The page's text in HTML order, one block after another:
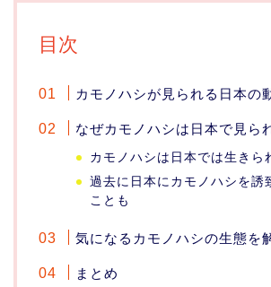
目次
カモノハシが見られる日本の
なぜカモノハシは日本で見ら
カモノハシは日本では生きら
過去に日本にカモノハシを誘
ことも
気になるカモノハシの生態を
まとめ